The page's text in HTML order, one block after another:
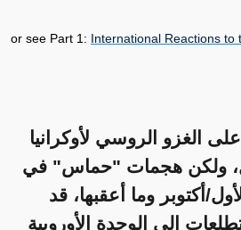
or see Part 1: International Reactions to
الغزو الروسي لأوكرانيا
ولكن هجمات "حماس" في
أكتوبر وما أعقبها، قد
إلى الوحدة الأوروبية